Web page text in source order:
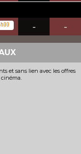
- -
et sans lien avec les offres